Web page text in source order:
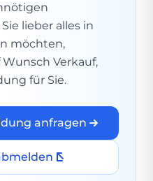
lieber alles in
möchten,
Verkauf,
für Sie.
anfragen